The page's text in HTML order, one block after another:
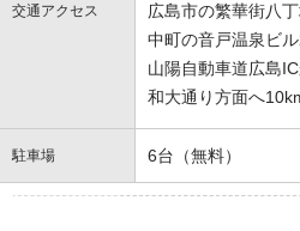
交通アクセス
広島市の繁華街八
中町の音戸温泉ビ
山陽自動車道広島
和大通り方面へ
駐車場 6台（無料）